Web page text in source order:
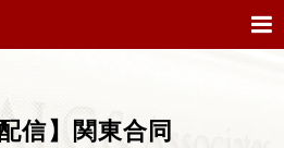
信】関東合同